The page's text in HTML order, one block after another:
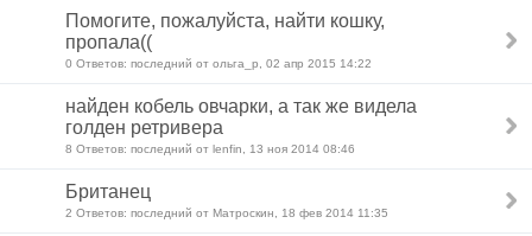
Помогите, пожалуйста, найти кошку,
пропала((
0 Ответов: последний от ольга_р, 02 апр 2015 14:22
найден кобель овчарки, а так же видела
голден ретривера
8 Ответов: последний от lenfin, 13 ноя 2014 08:46
Британец
2 Ответов: последний от Матроскин, 18 фев 2014 11:35